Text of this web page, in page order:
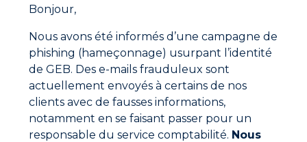
GCCP en 2025
En 2025, la GCCP a décerné son Trophée de
l’Innovation à GEB pour sa gamme de produits éco-
conçue GEB’ORIZON®.
Cette distinction valorise une démarche exemplaire,
alignée avec les attentes actuelles de la filière
bâtiment et les orientations portées par la FFB.
La gamme GEB’ORIZON® se distingue par :
Bonjour,
Nous avons été informés d’une campagne de
phishing (hameçonnage) usurpant l’identité
de GEB. Des e-mails frauduleux sont
actuellement envoyés à certains de nos
clients avec de fausses informations,
notamment en se faisant passer pour un
responsable du service comptabilité. Nous